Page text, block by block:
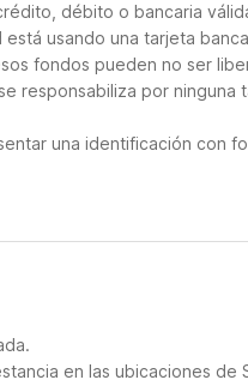
débito o bancaria
usando una tarjeta
fondos pueden no ser
responsabiliza por ninguna
una identificación con
en las ubicaciones de